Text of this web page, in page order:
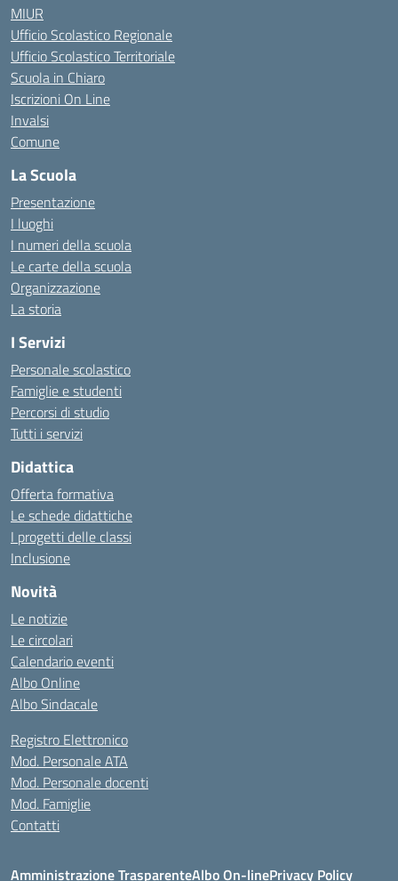
MIUR
Ufficio Scolastico Regionale
Ufficio Scolastico Territoriale
Scuola in Chiaro
Iscrizioni On Line
Invalsi
Comune
La Scuola
Presentazione
I luoghi
I numeri della scuola
Le carte della scuola
Organizzazione
La storia
I Servizi
Personale scolastico
Famiglie e studenti
Percorsi di studio
Tutti i servizi
Didattica
Offerta formativa
Le schede didattiche
I progetti delle classi
Inclusione
Novità
Le notizie
Le circolari
Calendario eventi
Albo Online
Albo Sindacale
Registro Elettronico
Mod. Personale ATA
Mod. Personale docenti
Mod. Famiglie
Contatti
Amministrazione TrasparenteAlbo On-linePrivacy Policy